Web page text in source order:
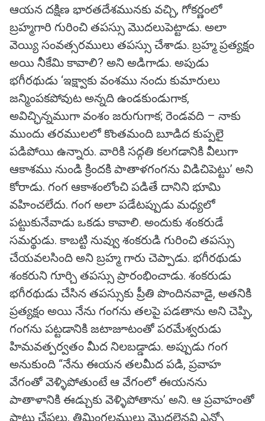
ఆయన దక్షిణ భారతదేశమునకు వచ్చి, గోకర్ణంలో
బ్రహ్మగారి గురించి తపస్సు మొదలుపెట్టాడు. అలా
వెయ్యి సంవత్సరములు తపస్సు చేశాడు. బ్రహ్మ ప్రత్యక్షం
అయి నీకేమి కావాలి? అని అడిగాడు. అపుడు
భగీరథుడు ‘ఇక్ష్వాకు వంశము నందు కుమారులు
జన్మింపకపోవుట అన్నది ఉండకుండుగాక,
అవిచ్ఛిన్నముగా వంశం జరుగుగాక; రెండవది – నాకు
ముందు తరములలో కొంతమంది బూడిద కుప్పలై
పడిపోయి ఉన్నారు. వారికి సద్గతి కలగడానికి వీలుగా
ఆకాశము నుండి క్రిందకి పాతాళగంగను విడిచిపెట్టు’ అని
కోరాడు. గంగ ఆకాశంలోంచి పడితే దానిని భూమి
వహించలేదు. గంగ అలా పడేటప్పుడు మధ్యలో
పట్టుకునేవాడు ఒకడు కావాలి. అందుకు శంకరుడే
సమర్థుడు. కాబట్టి నువ్వు శంకరుడి గురించి తపస్సు
చేయవలసింది అని బ్రహ్మ గారు చెప్పాడు. భగీరథుడు
శంకరుని గూర్చి తపస్సు ప్రారంభించాడు. శంకరుడు
భగీరథుడు చేసిన తపస్సుకు ప్రీతి పొందినవాడై, అతనికి
ప్రత్యక్షం అయి నేను గంగను తలపై పడతాను అని చెప్పి,
గంగను పట్టడానికి జటాజూటంతో పరమేశ్వరుడు
హిమవత్పర్వతం మీద నిలబడ్డాడు. అప్పుడు గంగ
అనుకుంది “నేను ఈయన తలమీద పడి, ప్రవాహ
వేగంతో వెళ్ళిపోతుంటే ఆ వేగంలో ఈయనను
పాతాళానికి ఈడ్చుకు వెళ్ళిపోతాను’ అని. ఆ ప్రవాహంతో
పాటు చేపలు, తిమింగలములు మొదలైనవి ఎన్నో